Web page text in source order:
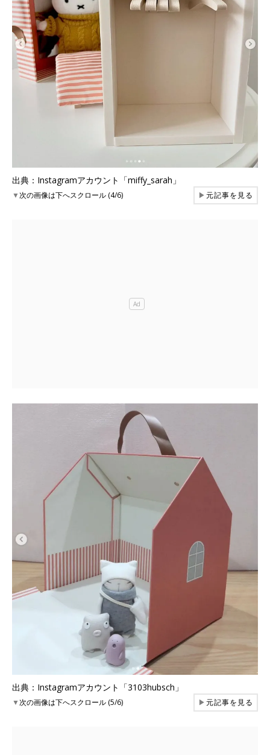
出典：Instagramアカウント「miffy_sarah」
▼次の画像は下へスクロール (4/6) ▶元記事を見る
出典：Instagramアカウント「3103hubsch」
▼次の画像は下へスクロール (5/6) ▶元記事を見る